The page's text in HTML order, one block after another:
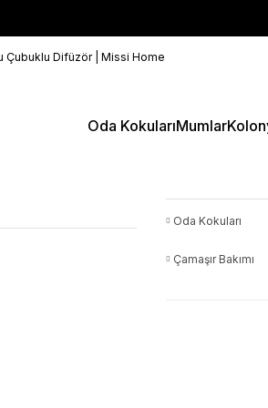
Oda KokularıMumlar
Oda Kokuları
Çamaşır Bakımı